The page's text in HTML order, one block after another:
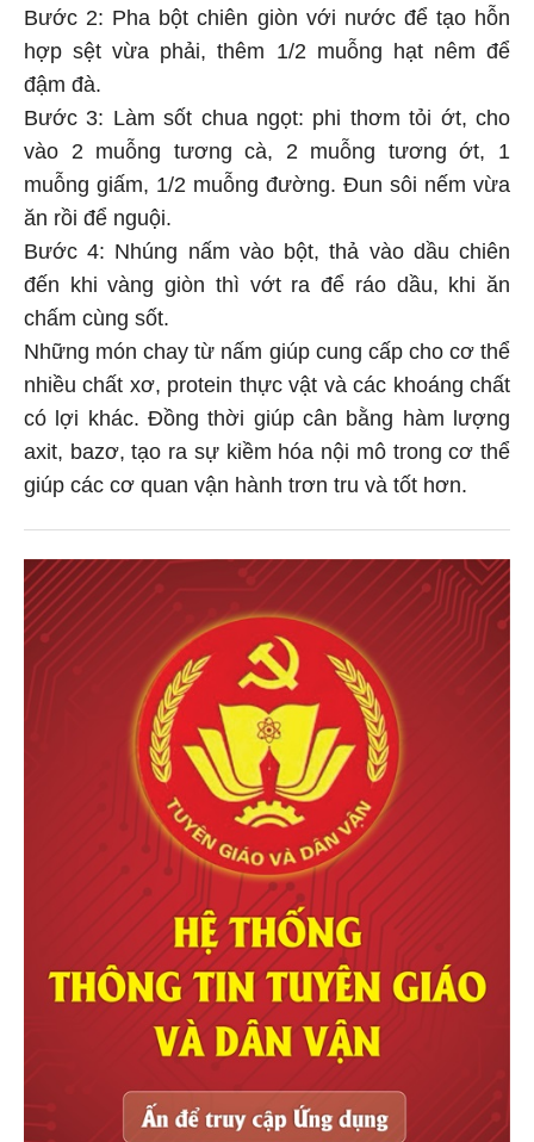
Bước 2: Pha bột chiên giòn với nước để tạo hỗn
hợp sệt vừa phải, thêm 1/2 muỗng hạt nêm để
đậm đà.
Bước 3: Làm sốt chua ngọt: phi thơm tỏi ớt, cho
vào 2 muỗng tương cà, 2 muỗng tương ớt, 1
muỗng giấm, 1/2 muỗng đường. Đun sôi nếm vừa
ăn rồi để nguội.
Bước 4: Nhúng nấm vào bột, thả vào dầu chiên
đến khi vàng giòn thì vớt ra để ráo dầu, khi ăn
chấm cùng sốt.
Những món chay từ nấm giúp cung cấp cho cơ thể
nhiều chất xơ, protein thực vật và các khoáng chất
có lợi khác. Đồng thời giúp cân bằng hàm lượng
axit, bazơ, tạo ra sự kiềm hóa nội mô trong cơ thể
giúp các cơ quan vận hành trơn tru và tốt hơn.